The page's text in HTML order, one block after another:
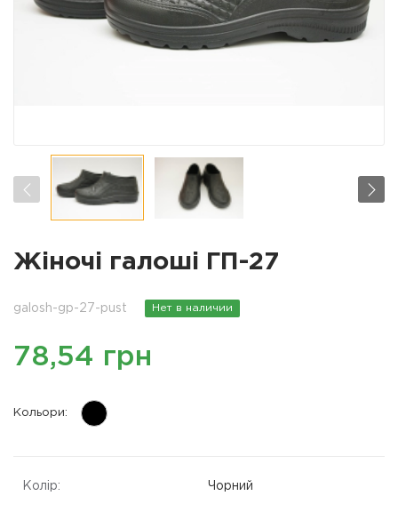
Жіночі галоші ГП-27
galosh-gp-27-pust Нет в наличии
78,54 грн
Кольори:
Колір: Чорний